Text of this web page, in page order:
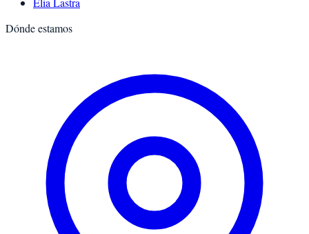
Dónde estamos